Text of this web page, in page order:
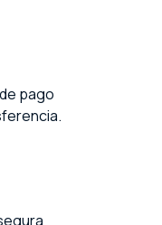
pago